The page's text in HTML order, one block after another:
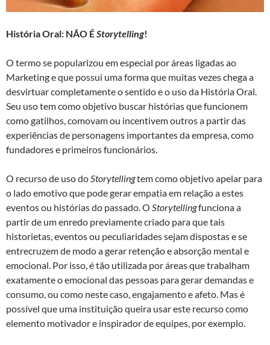
História Oral: NÃO ÉStorytelling!
O termo se popularizou em especial por áreas ligadas ao
Marketing e que possui uma forma que muitas vezes chega a
desvirtuar completamente o sentido e o uso da História Oral.
Seu uso tem como objetivo buscar histórias que funcionem
como gatilhos, comovam ou incentivem outros a partir das
experiências de personagens importantes da empresa, como
fundadores e primeiros funcionários.
O recurso de uso doStorytellingtem como objetivo apelar para
o lado emotivo que pode gerar empatia em relação a estes
eventos ou histórias do passado. O Storytellingfunciona a
partir de um enredo previamente criado para que tais
historietas, eventos ou peculiaridades sejam dispostas e se
entrecruzem de modo a gerar retenção e absorção mental e
emocional. Por isso, é tão utilizada por áreas que trabalham
exatamente o emocional das pessoas para gerar demandas e
consumo, ou como neste caso, engajamento e afeto. Mas é
possível que uma instituição queira usar este recurso como
elemento motivador e inspirador de equipes, por exemplo.